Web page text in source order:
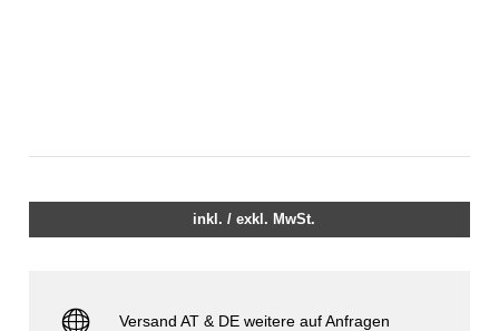
inkl. / exkl. MwSt.
Versand AT & DE weitere auf Anfragen